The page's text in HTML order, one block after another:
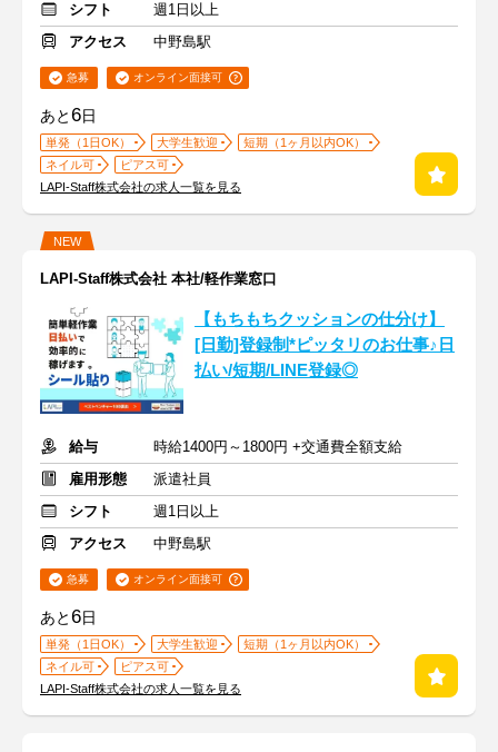
シフト
週1日以上
アクセス
中野島駅
急募 オンライン面接可
あと6日
単発（1日OK） 大学生歓迎
短期（1ヶ月以内OK）
ネイル可
ピアス可
LAPI-Staff株式会社の求人一覧を見る
NEW
LAPI-Staff株式会社 本社/軽作業窓口
【もちもちクッションの仕分け】
[日勤]登録制*ピッタリのお仕事♪日
払い/短期/LINE登録◎
給与
時給1400円～1800円 +交通費全額支給
雇用形態
派遣社員
シフト
週1日以上
アクセス
中野島駅
急募 オンライン面接可
あと6日
単発（1日OK） 大学生歓迎
短期（1ヶ月以内OK）
ネイル可
ピアス可
LAPI-Staff株式会社の求人一覧を見る